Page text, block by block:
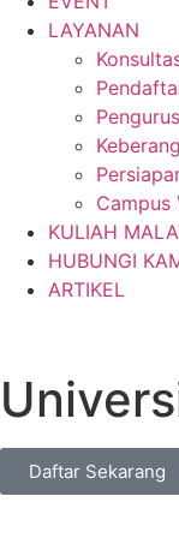
LAYANAN
Campus
KULIAH
HUBUNGI
ARTIKEL
Daftar Sekarang